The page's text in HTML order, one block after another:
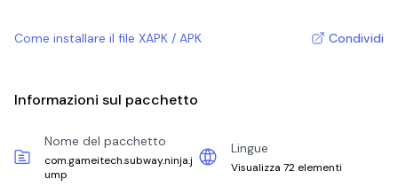
Come installare il file XAPK / APK Condividi
Informazioni sul pacchetto
Nome del pacchetto
com.gameitech.subway.ninja.j
ump
Lingue
Visualizza 72 elementi